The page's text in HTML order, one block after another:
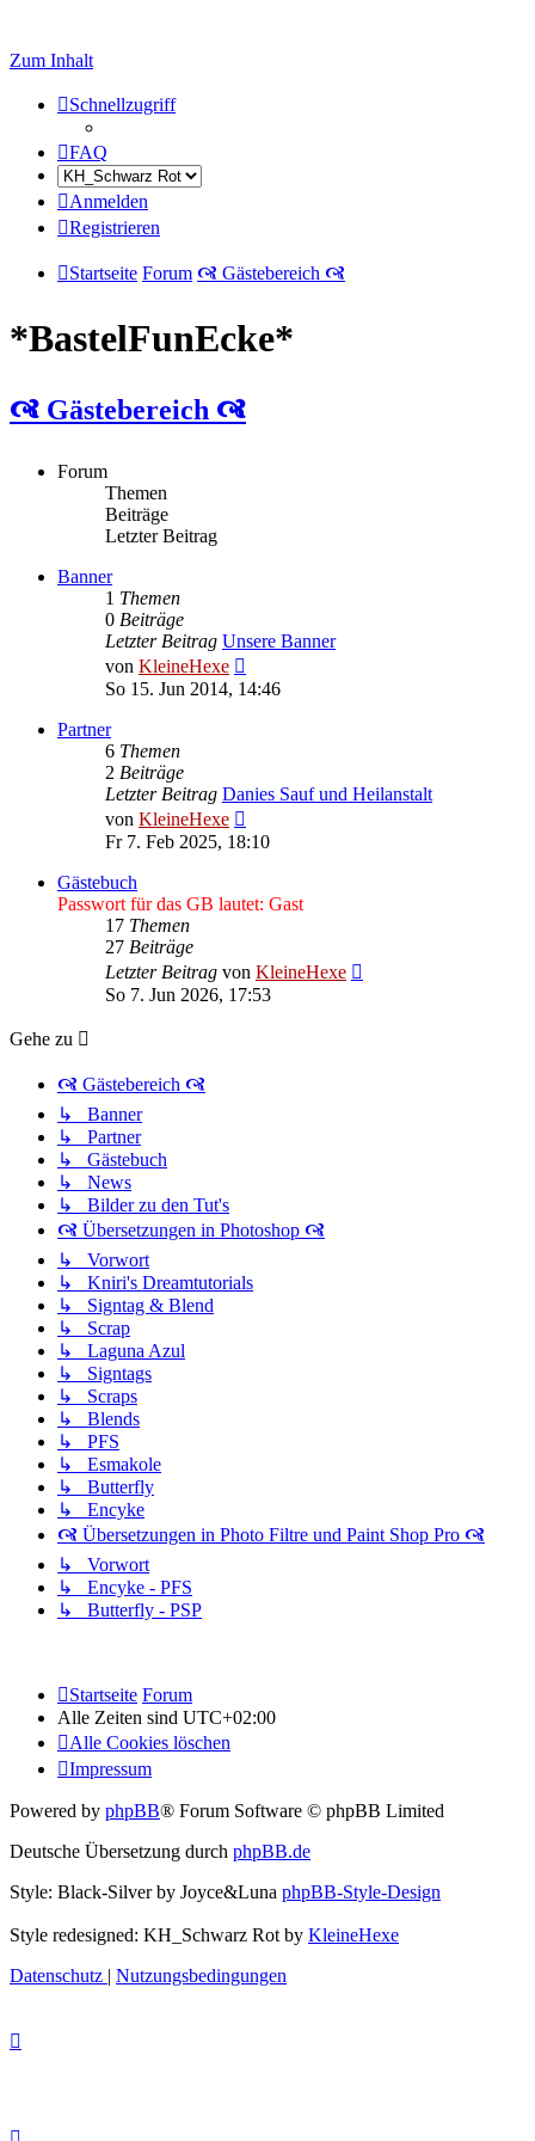
Zum Inhalt
Schnellzugriff
FAQ
Anmelden
Registrieren
Startseite Forum 🙧 Gästebereich 🙧
*BastelFunEcke*
🙧 Gästebereich 🙧
Forum
Themen
Beiträge
Letzter Beitrag
Banner
1 Themen
0 Beiträge
Letzter Beitrag Unsere Banner
von KleineHexe
Beitrag
So 15. Jun 2014, 14:46
Partner
6 Themen
2 Beiträge
Letzter Beitrag Danies Sauf und Heilanstalt
von KleineHexe
Beitrag
Fr 7. Feb 2025, 18:10
Gästebuch
Passwort für das GB lautet: Gast
17 Themen
27 Beiträge
Letzter Beitrag von KleineHexe
So 7. Jun 2026, 17:53
Gehe zu
🙧 Gästebereich 🙧
↳ Banner
↳ Partner
↳ Gästebuch
↳ News
↳ Bilder zu den Tut's
🙧 Übersetzungen in Photoshop 🙧
↳ Vorwort
↳ Kniri's Dreamtutorials
↳ Signtag & Blend
↳ Scrap
↳ Laguna Azul
↳ Signtags
↳ Scraps
↳ Blends
↳ PFS
↳ Esmakole
↳ Butterfly
↳ Encyke
🙧 Übersetzungen in Photo Filtre und Paint Shop Pro 🙧
↳ Vorwort
↳ Encyke - PFS
↳ Butterfly - PSP
Startseite Forum
Alle Zeiten sind UTC+02:00
Alle Cookies löschen
Impressum
Powered by phpBB® Forum Software © phpBB Limited
Deutsche Übersetzung durch phpBB.de
Style: Black-Silver by Joyce&Luna phpBB-Style-Design
Style redesigned: KH_Schwarz Rot by KleineHexe
Datenschutz | Nutzungsbedingungen